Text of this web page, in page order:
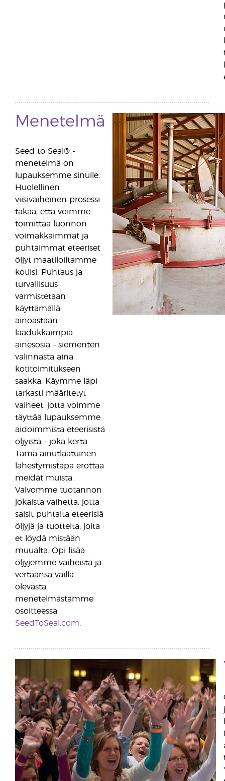
Menetelmä
Seed to Seal® -
menetelmä on
lupauksemme sinulle.
Huolellinen
viisivaiheinen prosessi
takaa, että voimme
toimittaa luonnon
voimakkaimmat ja
puhtaimmat eteeriset
öljyt maatiloiltamme
kotiisi. Puhtaus ja
turvallisuus
varmistetaan
käyttämällä
ainoastaan
laadukkaimpia
ainesosia – siementen
valinnasta aina
kotitoimitukseen
saakka. Käymme läpi
tarkasti määritetyt
vaiheet, jotta voimme
täyttää lupauksemme
aidoimmista eteerisistä
öljyistä – joka kerta.
Tämä ainutlaatuinen
lähestymistapa erottaa
meidät muista.
Valvomme tuotannon
jokaista vaihetta, jotta
saisit puhtaita eteerisiä
öljyjä ja tuotteita, joita
et löydä mistään
muualta. Opi lisää
öljyjemme vaiheista ja
vertaansa vailla
olevasta
menetelmästämme
osoitteessa
SeedToSeal.com